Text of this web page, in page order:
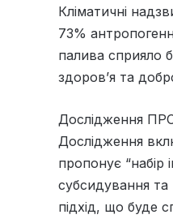
Кліматичні
73%
палива сприяло
здоров’я та
Дослідження
Дослідження
пропонує “набір
субсидування та
підхід, що буде